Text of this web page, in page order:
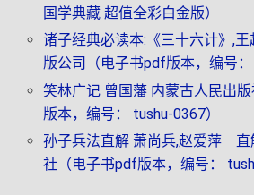
国学典藏 超值全彩白金版）
诸子经典必读本:《三十六计》,
版公司（电子书pdf版本，编号：
笑林广记 曾国藩 内蒙古人民出
版本，编号： tushu-0367）
孙子兵法直解 萧尚兵,赵爱萍 直
社（电子书pdf版本，编号：